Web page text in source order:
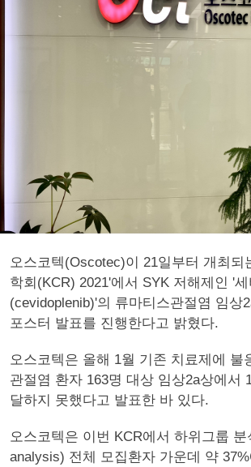
오스코텍(Oscotec)이 21일부터 개최되
학회(KCR) 2021'에서 SYK 저해제인 '
(cevidoplenib)'의 류마티스관절염 임상
포스터 발표를 진행한다고 밝혔다.
오스코텍은 올해 1월 기존 치료제에 불
관절염 환자 163명 대상 임상2a상에서
달하지 못했다고 발표한 바 있다.
오스코텍은 이번 KCR에서 하위그룹
analysis) 전체 모집환자 가운데 약